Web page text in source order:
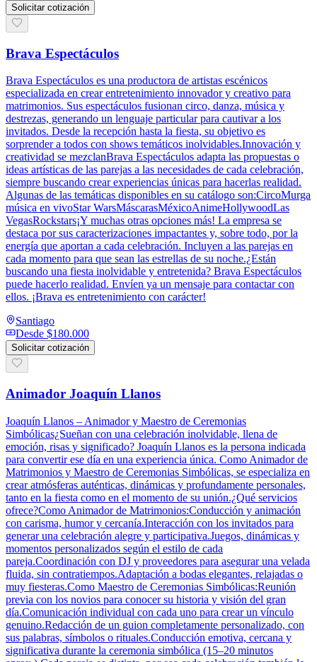
Solicitar cotización
Brava Espectáculos
Brava Espectáculos es una productora de artistas escénicos
especializada en crear entretenimiento innovador y creativo para
matrimonios. Sus espectáculos fusionan circo, danza, música y
destrezas, generando un lenguaje particular para cautivar a los
invitados. Desde la recepción hasta la fiesta, su objetivo es
sorprender a todos con shows temáticos inolvidables.Innovación y
creatividad se mezclanBrava Espectáculos adapta las propuestas o
ideas artísticas de las parejas a las necesidades de cada celebración,
siempre buscando crear experiencias únicas para hacerlas realidad.
Algunas de las temáticas disponibles en su catálogo son:CircoMurga
música en vivoStar WarsMáscarasMéxicoAnimeHollywoodLas
VegasRockstars¡Y muchas otras opciones más! La empresa se
destaca por sus caracterizaciones impactantes y, sobre todo, por la
energía que aportan a cada celebración. Incluyen a las parejas en
cada momento para que sean las estrellas de su noche.¿Están
buscando una fiesta inolvidable y entretenida? Brava Espectáculos
puede hacerlo realidad. Envíen ya un mensaje para contactar con
ellos. ¡Brava es entretenimiento con carácter!
Santiago
Desde $180.000
Solicitar cotización
Animador Joaquín Llanos
Joaquín Llanos – Animador y Maestro de Ceremonias
Simbólicas¿Sueñan con una celebración inolvidable, llena de
emoción, risas y significado? Joaquín Llanos es la persona indicada
para convertir ese día en una experiencia única. Como Animador de
Matrimonios y Maestro de Ceremonias Simbólicas, se especializa en
crear atmósferas auténticas, dinámicas y profundamente personales,
tanto en la fiesta como en el momento de su unión.¿Qué servicios
ofrece?Como Animador de Matrimonios:Conducción y animación
con carisma, humor y cercanía.Interacción con los invitados para
generar una celebración alegre y participativa.Juegos, dinámicas y
momentos personalizados según el estilo de cada
pareja.Coordinación con DJ y proveedores para asegurar una velada
fluida, sin contratiempos.Adaptación a bodas elegantes, relajadas o
muy fiesteras.Como Maestro de Ceremonias Simbólicas:Reunión
previa con los novios para conocer su historia y visión del gran
día.Comunicación individual con cada uno para crear un vínculo
genuino.Redacción de un guion completamente personalizado, con
sus palabras, símbolos o rituales.Conducción emotiva, cercana y
significativa durante la ceremonia simbólica (15–20 minutos